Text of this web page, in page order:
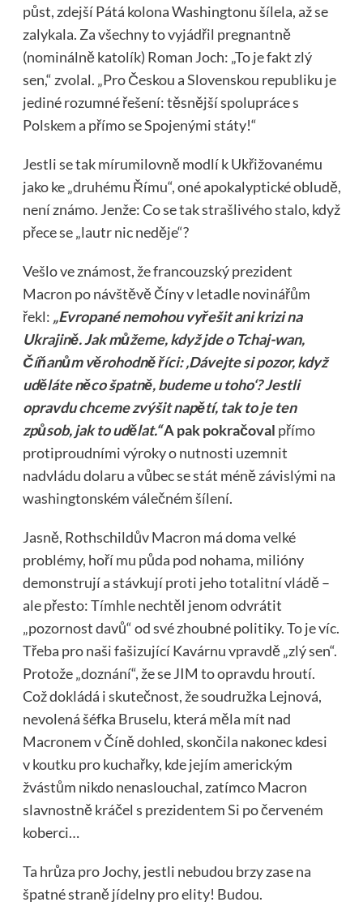
půst, zdejší Pátá kolona Washingtonu šílela, až se
zalykala. Za všechny to vyjádřil pregnantně
(nominálně katolík) Roman Joch: „To je fakt zlý
sen,“ zvolal. „Pro Českou a Slovenskou republiku je
jediné rozumné řešení: těsnější spolupráce s
Polskem a přímo se Spojenými státy!“
Jestli se tak mírumilovně modlí k Ukřižovanému
jako ke „druhému Římu“, oné apokalyptické obludě,
není známo. Jenže: Co se tak strašlivého stalo, když
přece se „lautr nic neděje“?
Vešlo ve známost, že francouzský prezident
Macron po návštěvě Číny v letadle novinářům
řekl: „Evropané nemohou vyřešit ani krizi na
Ukrajině. Jak můžeme, když jde o Tchaj-wan,
Číňanům věrohodně říci: ‚Dávejte si pozor, když
uděláte něco špatně, budeme u toho‘? Jestli
opravdu chceme zvýšit napětí, tak to je ten
způsob, jak to udělat.“A pak pokračoval přímo
protiproudními výroky o nutnosti uzemnit
nadvládu dolaru a vůbec se stát méně závislými na
washingtonském válečném šílení.
Jasně, Rothschildův Macron má doma velké
problémy, hoří mu půda pod nohama, milióny
demonstrují a stávkují proti jeho totalitní vládě –
ale přesto: Tímhle nechtěl jenom odvrátit
„pozornost davů“ od své zhoubné politiky. To je víc.
Třeba pro naši fašizující Kavárnu vpravdě „zlý sen“.
Protože „doznání“, že se JIM to opravdu hroutí.
Což dokládá i skutečnost, že soudružka Lejnová,
nevolená šéfka Bruselu, která měla mít nad
Macronem v Číně dohled, skončila nakonec kdesi
v koutku pro kuchařky, kde jejím americkým
žvástům nikdo nenaslouchal, zatímco Macron
slavnostně kráčel s prezidentem Si po červeném
koberci…
Ta hrůza pro Jochy, jestli nebudou brzy zase na
špatné straně jídelny pro elity! Budou.